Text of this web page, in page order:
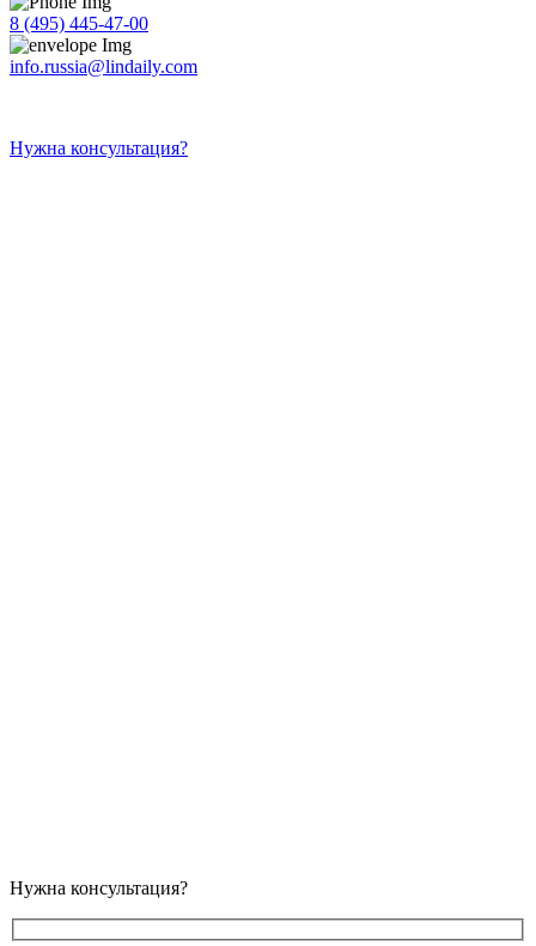
8 (495) 445-47-00
info.russia@lindaily.com
Нужна консультация?
Нужна консультация?